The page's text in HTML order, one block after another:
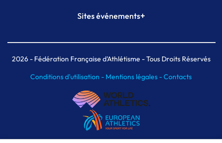
Plateforme Formation
Sites événements+
Meeting de Paris indoor
MAIF Ekiden de Paris
2026- Fédération Française d'Athlétisme - Tous Droits Réservés
Conditions d'utilisation - Mentions légales -Contacts